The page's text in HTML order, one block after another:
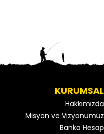
KURUMSAL
Hakkımızda
Misyon ve Vizyonumuz
Banka Hesap